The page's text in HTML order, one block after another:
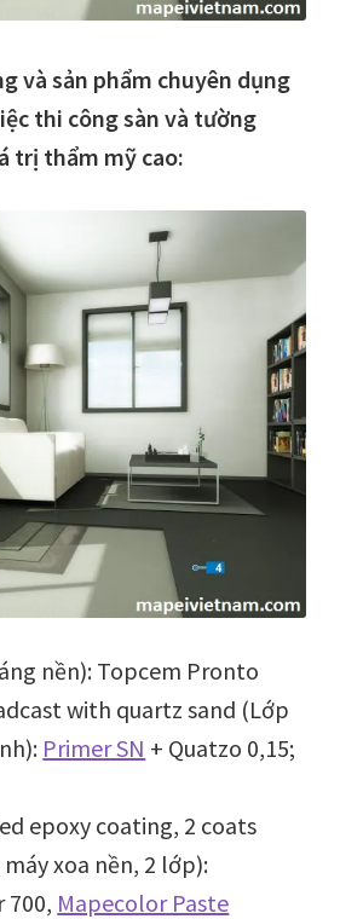
và sản phẩm chuyên dụng
thi công sàn và tường
trị thẩm mỹ cao:
nền): Topcem Pronto
with quartz sand (Lớp
Primer SN + Quatzo 0,15;
epoxy coating, 2 coats
xoa nền, 2 lớp):
700, Mapecolor Paste